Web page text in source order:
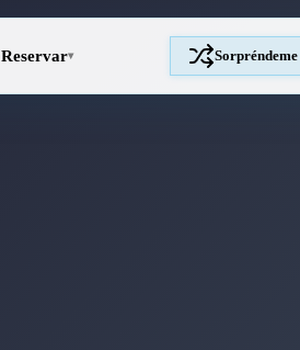
Reservar▾ Sorpréndeme